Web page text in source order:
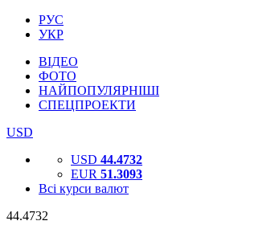
РУС
УКР
ВІДЕО
ФОТО
НАЙПОПУЛЯРНІШІ
СПЕЦПРОЕКТИ
USD
USD 44.4732
EUR 51.3093
Всі курси валют
44.4732